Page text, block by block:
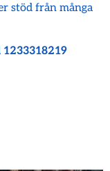
stöd från många